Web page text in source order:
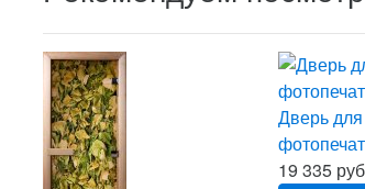
Дверь
19 335